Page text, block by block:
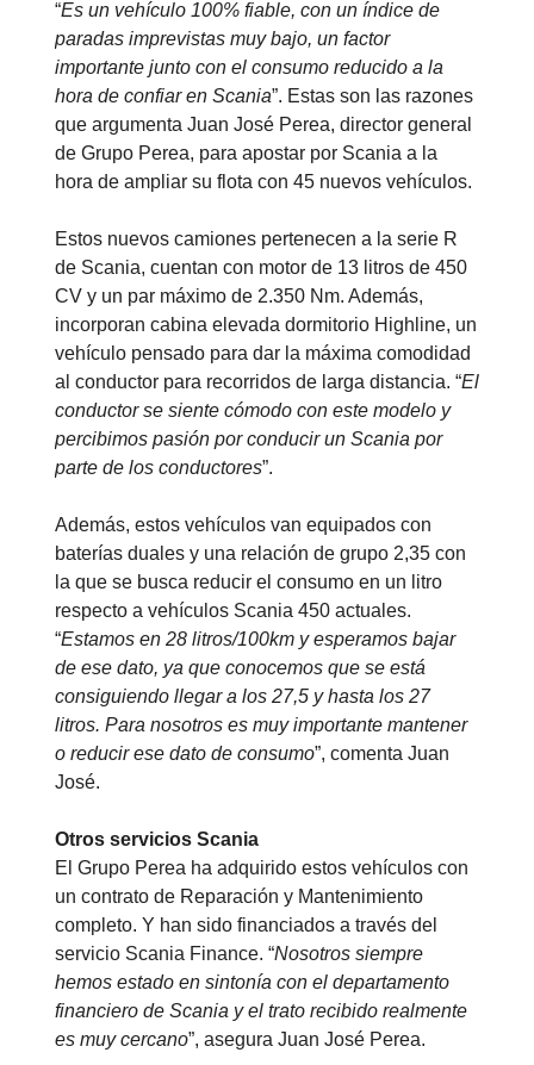
“Es un vehículo 100% fiable, con un índice de
paradas imprevistas muy bajo, un factor
importante junto con el consumo reducido a la
hora de confiar en Scania”. Estas son las razones
que argumenta Juan José Perea, director general
de Grupo Perea, para apostar por Scania a la
hora de ampliar su flota con 45 nuevos vehículos.
Estos nuevos camiones pertenecen a la serie R
de Scania, cuentan con motor de 13 litros de 450
CV y un par máximo de 2.350 Nm. Además,
incorporan cabina elevada dormitorio Highline, un
vehículo pensado para dar la máxima comodidad
al conductor para recorridos de larga distancia. “El
conductor se siente cómodo con este modelo y
percibimos pasión por conducir un Scania por
parte de los conductores”.
Además, estos vehículos van equipados con
baterías duales y una relación de grupo 2,35 con
la que se busca reducir el consumo en un litro
respecto a vehículos Scania 450 actuales.
“Estamos en 28 litros/100km y esperamos bajar
de ese dato, ya que conocemos que se está
consiguiendo llegar a los 27,5 y hasta los 27
litros. Para nosotros es muy importante mantener
o reducir ese dato de consumo”, comenta Juan
José.
Otros servicios Scania
El Grupo Perea ha adquirido estos vehículos con
un contrato de Reparación y Mantenimiento
completo. Y han sido financiados a través del
servicio Scania Finance. “Nosotros siempre
hemos estado en sintonía con el departamento
financiero de Scania y el trato recibido realmente
es muy cercano”, asegura Juan José Perea.